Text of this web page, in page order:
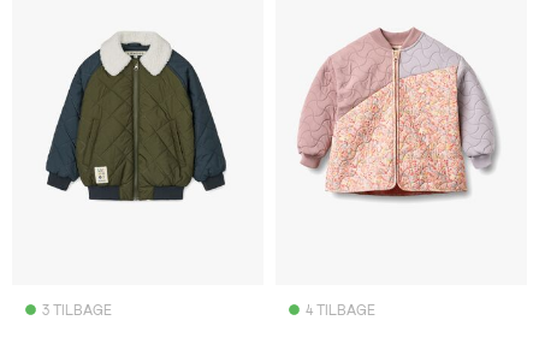
3 TILBAGE 4 TILBAGE